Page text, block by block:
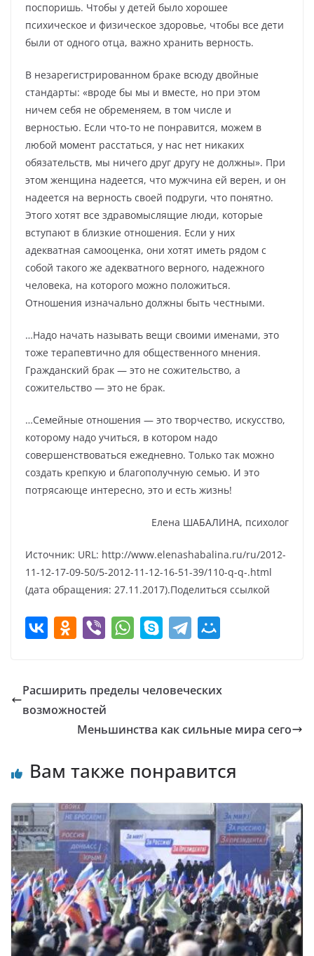
поспоришь. Чтобы у детей было хорошее
психическое и физическое здоровье, чтобы все дети
были от одного отца, важно хранить верность.
В незарегистрированном браке всюду двойные
стандарты: «вроде бы мы и вместе, но при этом
ничем себя не обременяем, в том числе и
верностью. Если что-то не понравится, можем в
любой момент расстаться, у нас нет никаких
обязательств, мы ничего друг другу не должны». При
этом женщина надеется, что мужчина ей верен, и он
надеется на верность своей подруги, что понятно.
Этого хотят все здравомыслящие люди, которые
вступают в близкие отношения. Если у них
адекватная самооценка, они хотят иметь рядом с
собой такого же адекватного верного, надежного
человека, на которого можно положиться.
Отношения изначально должны быть честными.
…Надо начать называть вещи своими именами, это
тоже терапевтично для общественного мнения.
Гражданский брак — это не сожительство, а
сожительство — это не брак.
…Семейные отношения — это творчество, искусство,
которому надо учиться, в котором надо
совершенствоваться ежедневно. Только так можно
создать крепкую и благополучную семью. И это
потрясающе интересно, это и есть жизнь!
Елена ШАБАЛИНА, психолог
Источник: URL: http://www.elenashabalina.ru/ru/2012-
11-12-17-09-50/5-2012-11-12-16-51-39/110-q-q-.html
(дата обращения: 27.11.2017).Поделиться ссылкой
Расширить пределы человеческих
возможностей
Меньшинства как сильные мира сего
Вам также понравится